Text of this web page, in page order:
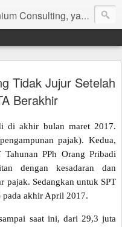
dan keuangan, Kami siap membantu anda dalam perencanaan dan pembuatan sistem akuntansi (accounting systems); pelayanan-pelayanan dalam bidang akuntansi, seperti penyusunan laporan keuangan (accounting services); melayani jasa perpajakan dalam dan luar negeri; dan jasa konsultan manajerial (management consulting services).
Tidak Jujur Setelah
Berakhir
di akhir bulan maret 2017.
pajak). Kedua,
Tahunan PPh Orang Pribadi
dengan kesadaran dan
pajak. Sedangkan untuk SPT
pada akhir April 2017.
saat ini, dari 29,3 juta